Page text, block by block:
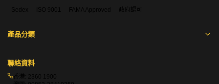
Sedex
ISO 9001 FAMA Approved 政府認可
產品分類
聯絡資料
香港: 2360 1900